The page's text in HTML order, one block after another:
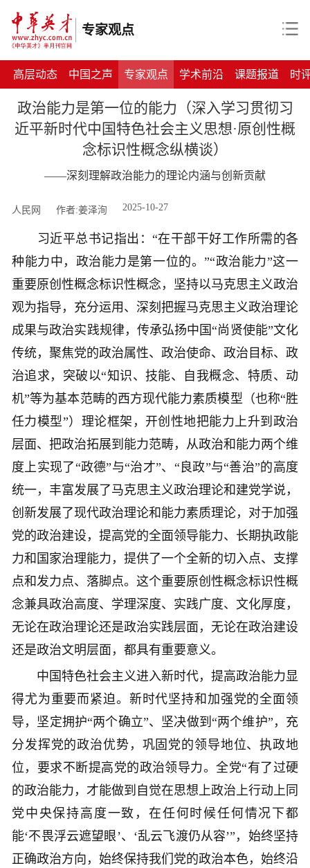
专家观点
高层动态 中国之声 专家观点 学术前沿 课题报道 时
政治能力是第一位的能力（深入学习贯彻习
近平新时代中国特色社会主义思想·原创性概
念标识性概念纵横谈）
——深刻理解政治能力的理论内涵与创新贡献
人民网 作者:姜泽洵 2025-10-27
习近平总书记指出：“在干部干好工作所需的各
种能力中，政治能力是第一位的。”“政治能力”这一
重要原创性概念标识性概念，坚持以马克思主义政治
观为指导，充分运用、深刻把握马克思主义政治理论
成果与政治实践规律，传承弘扬中国“尚贤使能”文化
传统，聚焦党的政治属性、政治使命、政治目标、政
治追求，突破以“知识、技能、自我概念、特质、动
机”等为基本范畴的西方现代能力素质模型（也称“胜
任力模型”）理论框架，开创性地把能力上升到政治
层面、把政治拓展到能力范畴，从政治和能力两个维
度上实现了“政德”与“治才”、“良政”与“善治”的高度
统一，丰富发展了马克思主义政治理论和建党学说，
创新发展了现代政治理论和能力素质理论，对于加强
党的政治建设，提高党的全面领导能力、长期执政能
力和国家治理能力，提供了一个全新的切入点、支撑
点和发力点、落脚点。这个重要原创性概念标识性概
念兼具政治高度、学理深度、实践广度、文化厚度，
无论在政治理论还是政治实践层面，无论在政治建设
还是政治文明层面，都具有重要意义。
中国特色社会主义进入新时代，提高政治能力显
得尤为重要而紧迫。新时代坚持和加强党的全面领
导，坚定拥护“两个确立”、坚决做到“两个维护”，充
分发挥党的政治优势，巩固党的领导地位、执政地
位，要求不断提高党的政治领导力。全党“有了过硬
的政治能力，才能做到自觉在思想上政治上行动上同
党中央保持高度一致，在任何时候任何情况下都
能‘不畏浮云遮望眼’、‘乱云飞渡仍从容’”，始终坚持
正确政治方向，始终保持我们党的政治本色，始终沿